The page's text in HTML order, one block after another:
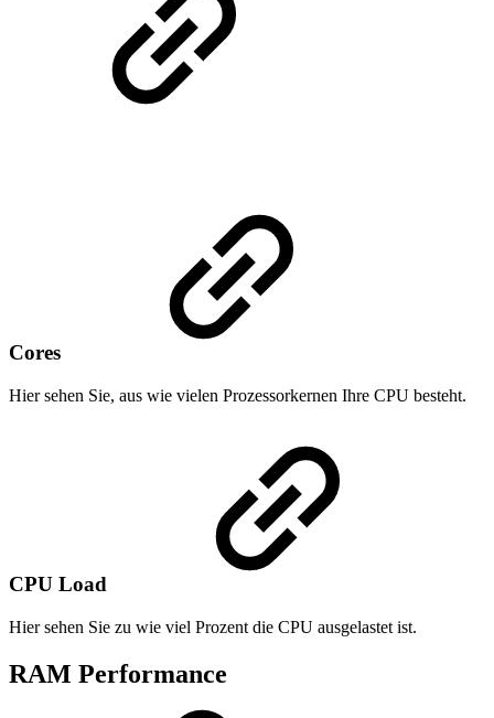
Cores
Hier sehen Sie, aus wie vielen Prozessorkernen Ihre CPU besteht.
CPU Load
Hier sehen Sie zu wie viel Prozent die CPU ausgelastet ist.
RAM Performance